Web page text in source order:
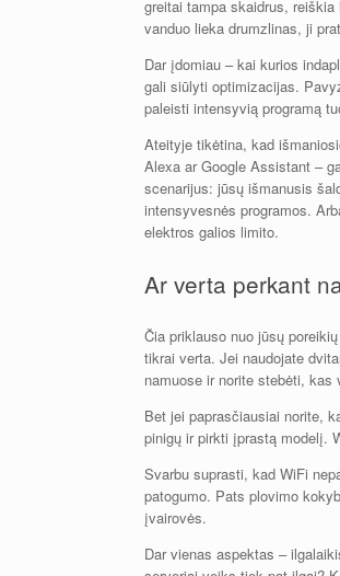
greitai tampa skaidrus,
vanduo lieka drumzlinas, ji
Dar įdomiau – kai kurios
gali siūlyti optimizacijas.
paleisti intensyvią programą
Ateityje tikėtina, kad
Alexa ar Google Assistant –
scenarijus: jūsų išmanusis
intensyvesnės programos.
elektros galios limito.
Ar verta perkant
Čia priklauso nuo jūsų
tikrai verta. Jei naudojate
namuose ir norite stebėti, kas
Bet jei paprasčiausiai norite,
pinigų ir pirkti įprastą modelį.
Svarbu suprasti, kad WiFi
patogumo. Pats plovimo
įvairovės.
Dar vienas aspektas –